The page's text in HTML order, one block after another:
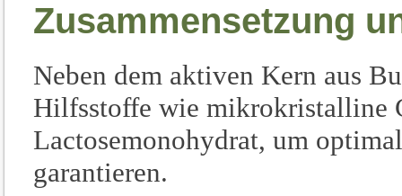
Zusammensetzung
Neben dem aktiven Kern aus
Hilfsstoffe wie mikrokristalline
Lactosemonohydrat, um
garantieren.